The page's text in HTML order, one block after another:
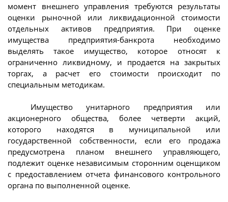
момент внешнего управления требуются результаты
оценки рыночной или ликвидационной стоимости
отдельных активов предприятия. При оценке
имущества предприятия-банкрота необходимо
выделять такое имущество, которое относят к
ограниченно ликвидному, и продается на закрытых
торгах, а расчет его стоимости происходит по
специальным методикам.
Имущество унитарного предприятия или
акционерного общества, более четверти акций,
которого находятся в муниципальной или
государственной собственности, если его продажа
предусмотрена планом внешнего управляющего,
подлежит оценке независимым сторонним оценщиком
с предоставлением отчета финансового контрольного
органа по выполненной оценке.